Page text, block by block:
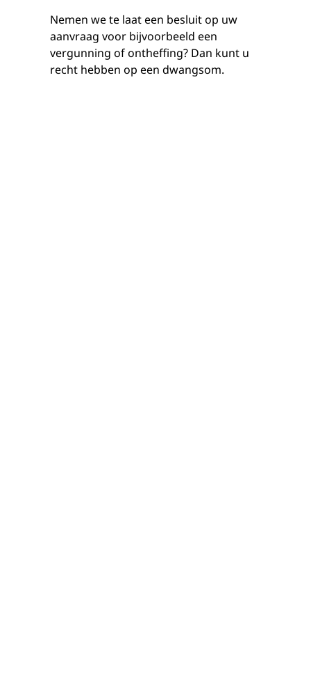
Nemen we te laat een besluit op uw
aanvraag voor bijvoorbeeld een
vergunning of ontheffing? Dan kunt u
recht hebben op een dwangsom.